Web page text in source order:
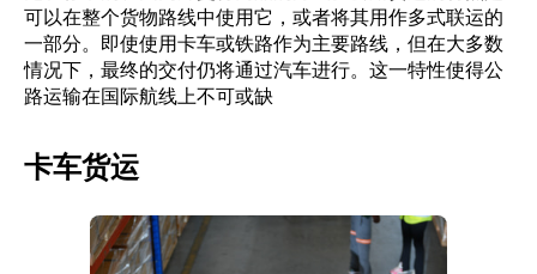
可以在整个货物路线中使用它，或者将其用作多式联运的
一部分。即使使用卡车或铁路作为主要路线，但在大多数
情况下，最终的交付仍将通过汽车进行。这一特性使得公
路运输在国际航线上不可或缺
卡车货运